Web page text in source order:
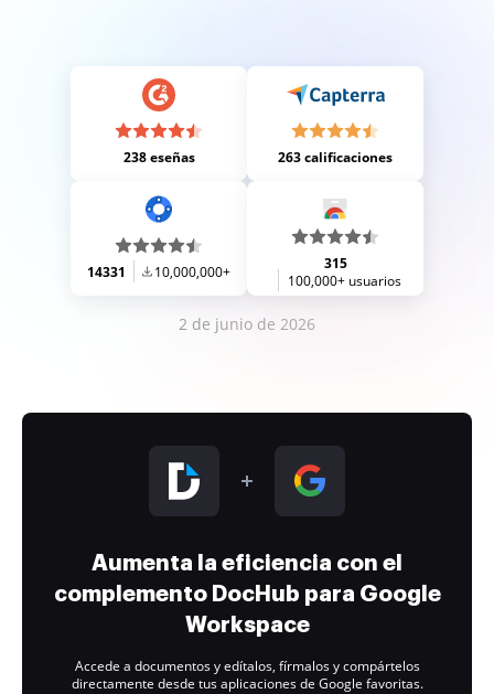
238 eseñas 263 calificaciones
14331 10,000,000+
315
100,000+ usuarios
2 de junio de 2026
Aumenta la eficiencia con el
complemento DocHub para Google
Workspace
Accede a documentos y edítalos, fírmalos y compártelos
directamente desde tus aplicaciones de Google favoritas.